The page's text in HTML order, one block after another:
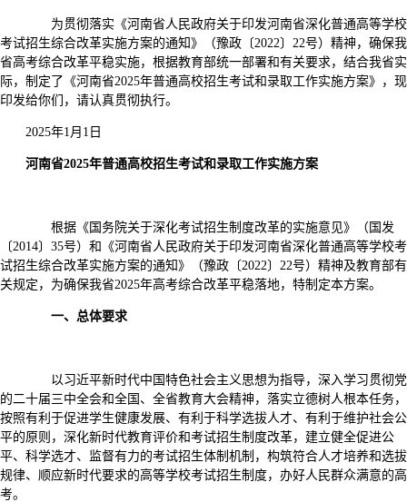
为贯彻落实《河南省人民政府关于印发河南省深化普通高等学校
考试招生综合改革实施方案的通知》（豫政〔2022〕22号）精神，确保我
省高考综合改革平稳实施，根据教育部统一部署和有关要求，结合我省实
际，制定了《河南省2025年普通高校招生考试和录取工作实施方案》，现
印发给你们，请认真贯彻执行。
2025年1月1日
河南省2025年普通高校招生考试和录取工作实施方案
根据《国务院关于深化考试招生制度改革的实施意见》（国发
〔2014〕35号）和《河南省人民政府关于印发河南省深化普通高等学校考
试招生综合改革实施方案的通知》（豫政〔2022〕22号）精神及教育部有
关规定，为确保我省2025年高考综合改革平稳落地，特制定本方案。
一、总体要求
以习近平新时代中国特色社会主义思想为指导，深入学习贯彻党
的二十届三中全会和全国、全省教育大会精神，落实立德树人根本任务，
按照有利于促进学生健康发展、有利于科学选拔人才、有利于维护社会公
平的原则，深化新时代教育评价和考试招生制度改革，建立健全促进公
平、科学选才、监督有力的考试招生体制机制，构筑符合人才培养和选拔
规律、顺应新时代要求的高等学校考试招生制度，办好人民群众满意的高
考。